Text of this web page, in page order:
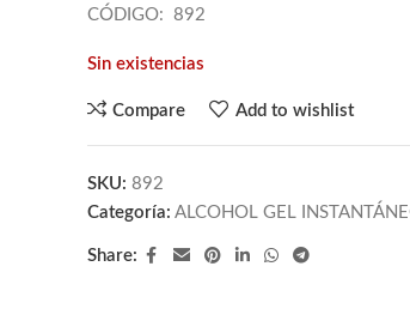
CÓDIGO: 892
Sin existencias
Compare Add to wishlist
SKU: 892
Categoría: ALCOHOL GEL
Share: